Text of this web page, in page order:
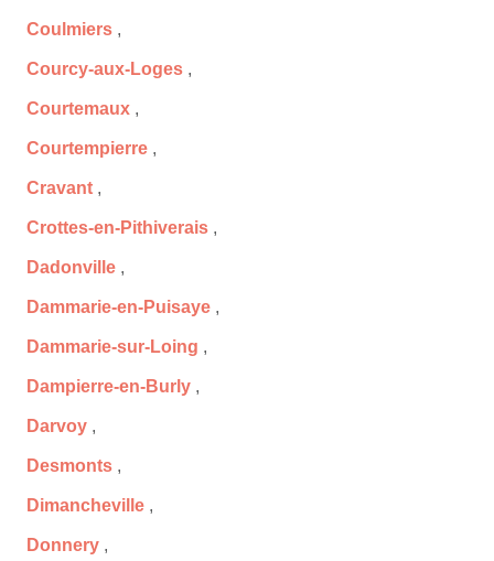
Coulmiers ,
Courcy-aux-Loges ,
Courtemaux ,
Courtempierre ,
Cravant ,
Crottes-en-Pithiverais ,
Dadonville ,
Dammarie-en-Puisaye ,
Dammarie-sur-Loing ,
Dampierre-en-Burly ,
Darvoy ,
Desmonts ,
Dimancheville ,
Donnery ,